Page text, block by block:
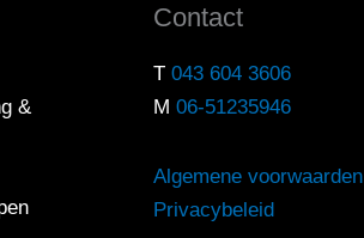
&
Contact
T 043 604 3606
M 06-51235946
Algemene voorwaarden
Privacybeleid